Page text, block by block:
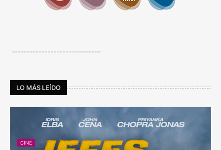
------------------------------
LO MÁS LEÍDO
CINE